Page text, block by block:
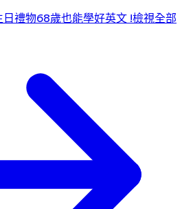
日禮物68歲也能學好英文 !檢視全部